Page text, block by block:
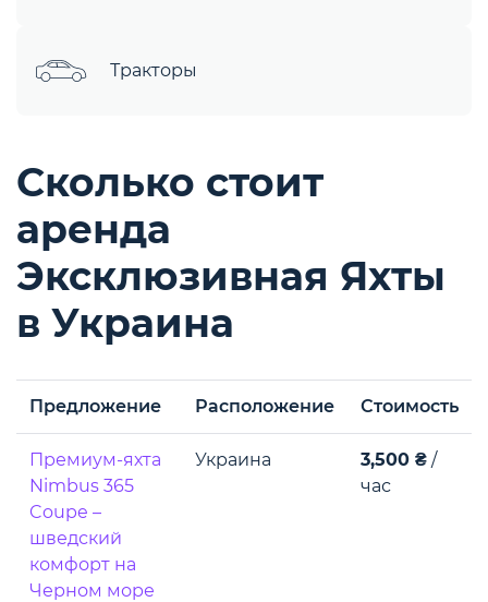
Тракторы
Сколько стоит
аренда
Эксклюзивная Яхты
в Украина
Предложение Расположение Стоимость
Премиум-яхта
Nimbus 365
Coupe –
шведский
комфорт на
Черном море
Украина 3,500 ₴ /
час